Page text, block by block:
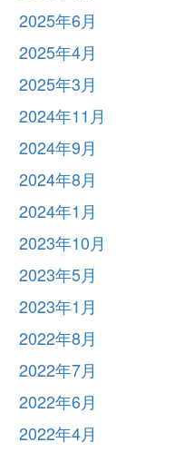
2025年6月
2025年4月
2025年3月
2024年11月
2024年9月
2024年8月
2024年1月
2023年10月
2023年5月
2023年1月
2022年8月
2022年7月
2022年6月
2022年4月